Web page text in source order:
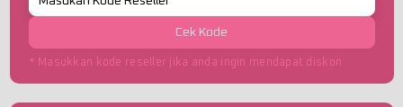
Cek Kode
* Masukkan kode reseller jika anda ingin mendapat diskon